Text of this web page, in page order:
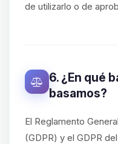
de utilizarlo o de
6. ¿En qué
basamos?
El Reglamento
(GDPR) y el GDPR